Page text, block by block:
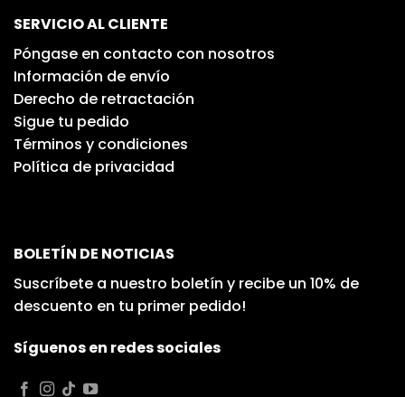
SERVICIO AL CLIENTE
Póngase en contacto con nosotros
Información de envío
Derecho de retractación
Sigue tu pedido
Términos y condiciones
Política de privacidad
BOLETÍN DE NOTICIAS
Suscríbete a nuestro boletín y recibe un 10% de
descuento en tu primer pedido!
Síguenos en redes sociales